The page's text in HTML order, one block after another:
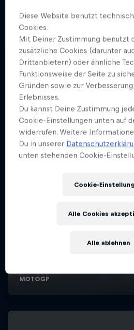
Diese Website benutzt
Cookies.
Mit Deiner Zustimmung benutzt
zusätzliche Cookies (darunter
Drittanbietern) oder ähnliche
Funktionsweise der Seite zu
Gründen sowie zur
Erlebnisses.
Du kannst Deine Zustimmung
Cookie-Einstellungen unten auf
widerrufen. Weitere
Du in unserer
unten stehenden Cookie-
Cookie-
Alle ablehnen
Alle Cookies